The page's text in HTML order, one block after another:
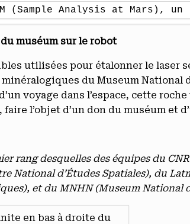
muséum sur le robot
utilisées pour étalonner le laser
du Museum National
voyage dans l’espace, cette
faire l’objet d’un don du muséum et
rang desquelles des équipes du
National d’Études Spatiales), du
et du MNHN (Museum National
en bas à droite du